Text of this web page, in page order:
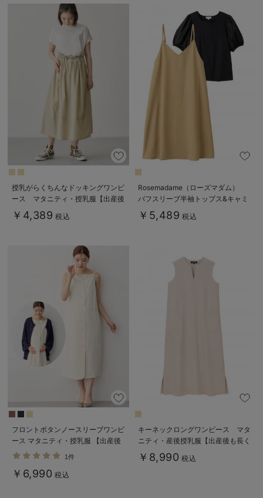
授乳がらくちんなドッキングワンピ
ース マタニティ・授乳服【出産後
も長く使える】Rosemadame（ロ
ーズマダム）
￥4,389 税込
Rosemadame（ローズマダム）
パフスリーブ半袖トップス&キャミ
ワンピセット マタニティ・産後授
乳服【出産後も長く使える】
￥5,489 税込
フロントボタンノースリーブワンピ
ース マタニティ・授乳服 【出産後
も長く使える】
1件
￥6,990 税込
キーネックロングワンピース マタ
ニティ・産後授乳服【出産後も長く
使える】
￥8,990 税込